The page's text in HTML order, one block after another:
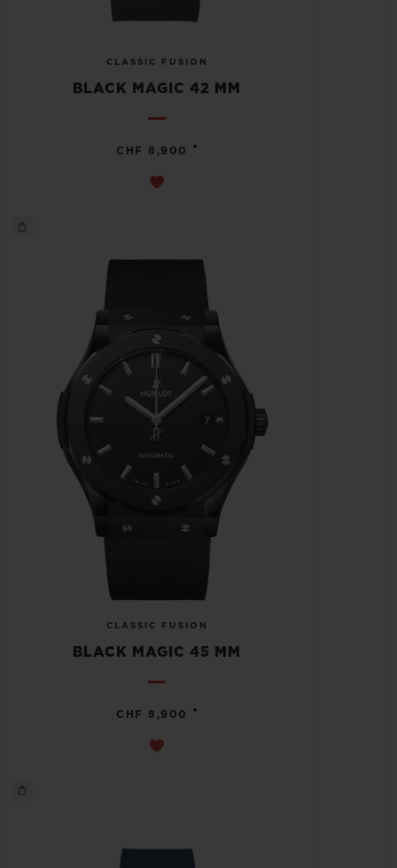
CLASSIC FUSION
BLACK MAGIC 42 MM
CHF 8,900 •
CLASSIC FUSION
BLACK MAGIC 45 MM
CHF 8,900 •